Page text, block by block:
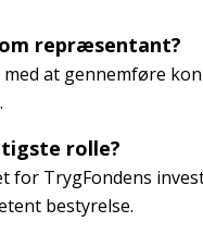
repræsentant?
at gennemføre
rolle?
for TrygFondens
bestyrelse.